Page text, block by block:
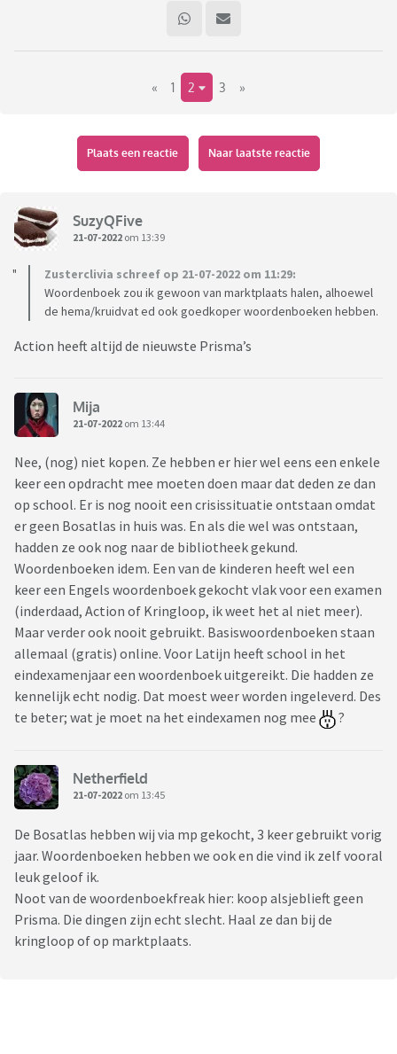
om nu al een bosatlas aan te schaffen en moet het dan ook
de nieuwste editie zijn? Of kan het ook een editie zijn van een
aantal jaar geleden? Even ter vergelijk: Een 56e editie kost
€70, een 54e editie op MP rond de €20.
er inderdaad gewoon de nieuwste aangeschaft moet worden.
« 1 2 3 »
Plaats een reactie Naar laatste reactie
SuzyQFive
21-07-2022 om 13:39
Zusterclivia schreef op 21-07-2022 om 11:29:
Woordenboek zou ik gewoon van marktplaats halen, alhoewel
de hema/kruidvat ed ook goedkoper woordenboeken hebben.
Action heeft altijd de nieuwste Prisma’s
Mija
21-07-2022 om 13:44
Nee, (nog) niet kopen. Ze hebben er hier wel eens een enkele
keer een opdracht mee moeten doen maar dat deden ze dan
op school. Er is nog nooit een crisissituatie ontstaan omdat
er geen Bosatlas in huis was. En als die wel was ontstaan,
hadden ze ook nog naar de bibliotheek gekund.
Woordenboeken idem. Een van de kinderen heeft wel een
keer een Engels woordenboek gekocht vlak voor een examen
(inderdaad, Action of Kringloop, ik weet het al niet meer).
Maar verder ook nooit gebruikt. Basiswoordenboeken staan
allemaal (gratis) online. Voor Latijn heeft school in het
eindexamenjaar een woordenboek uitgereikt. Die hadden ze
kennelijk echt nodig. Dat moest weer worden ingeleverd. Des
te beter; wat je moet na het eindexamen nog mee
?
Netherfield
21-07-2022 om 13:45
De Bosatlas hebben wij via mp gekocht, 3 keer gebruikt vorig
jaar. Woordenboeken hebben we ook en die vind ik zelf vooral
leuk geloof ik.
Noot van de woordenboekfreak hier: koop alsjeblieft geen
Prisma. Die dingen zijn echt slecht. Haal ze dan bij de
kringloop of op marktplaats.